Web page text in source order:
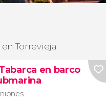
Torrevieja
en barco